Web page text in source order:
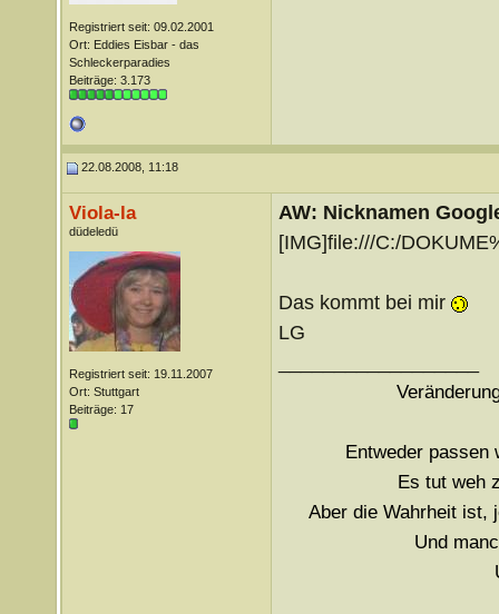
Registriert seit: 09.02.2001
Ort: Eddies Eisbar - das
Schleckerparadies
Beiträge: 3.173
22.08.2008, 11:18
Viola-la
düdeledü
Registriert seit: 19.11.2007
Ort: Stuttgart
Beiträge: 17
AW: Nicknamen
[IMG]file:///C:/
Das kommt bei mir
LG
Entweder passen
Es tut weh
Aber die Wahrheit ist,
Und